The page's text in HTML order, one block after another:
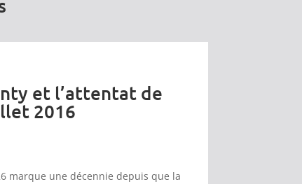
et l’attentat de
2016
marque une décennie depuis que la